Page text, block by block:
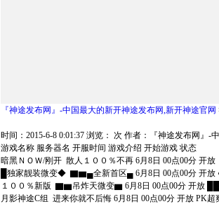
『神途发布网』-中国最大的新开神途发布网,新开神途官网
时间：2015-6-8 0:01:37 浏览：
次 作者：『神途发布网』-
游戏名称 服务器名 开服时间 游戏介绍 开始游戏 状态
暗黑ＮＯＷ/刚开 散人１００％不再 6月8日 00点00分
█独家靓装微变◆ ▇▆▄全新首区▄ 6月8日 00点00分 开放
１００％新版 ▇▆吊炸天微变▆ 6月8日 00点00分 开放
月影神途C组 进来你就不后悔 6月8日 00点00分 开放